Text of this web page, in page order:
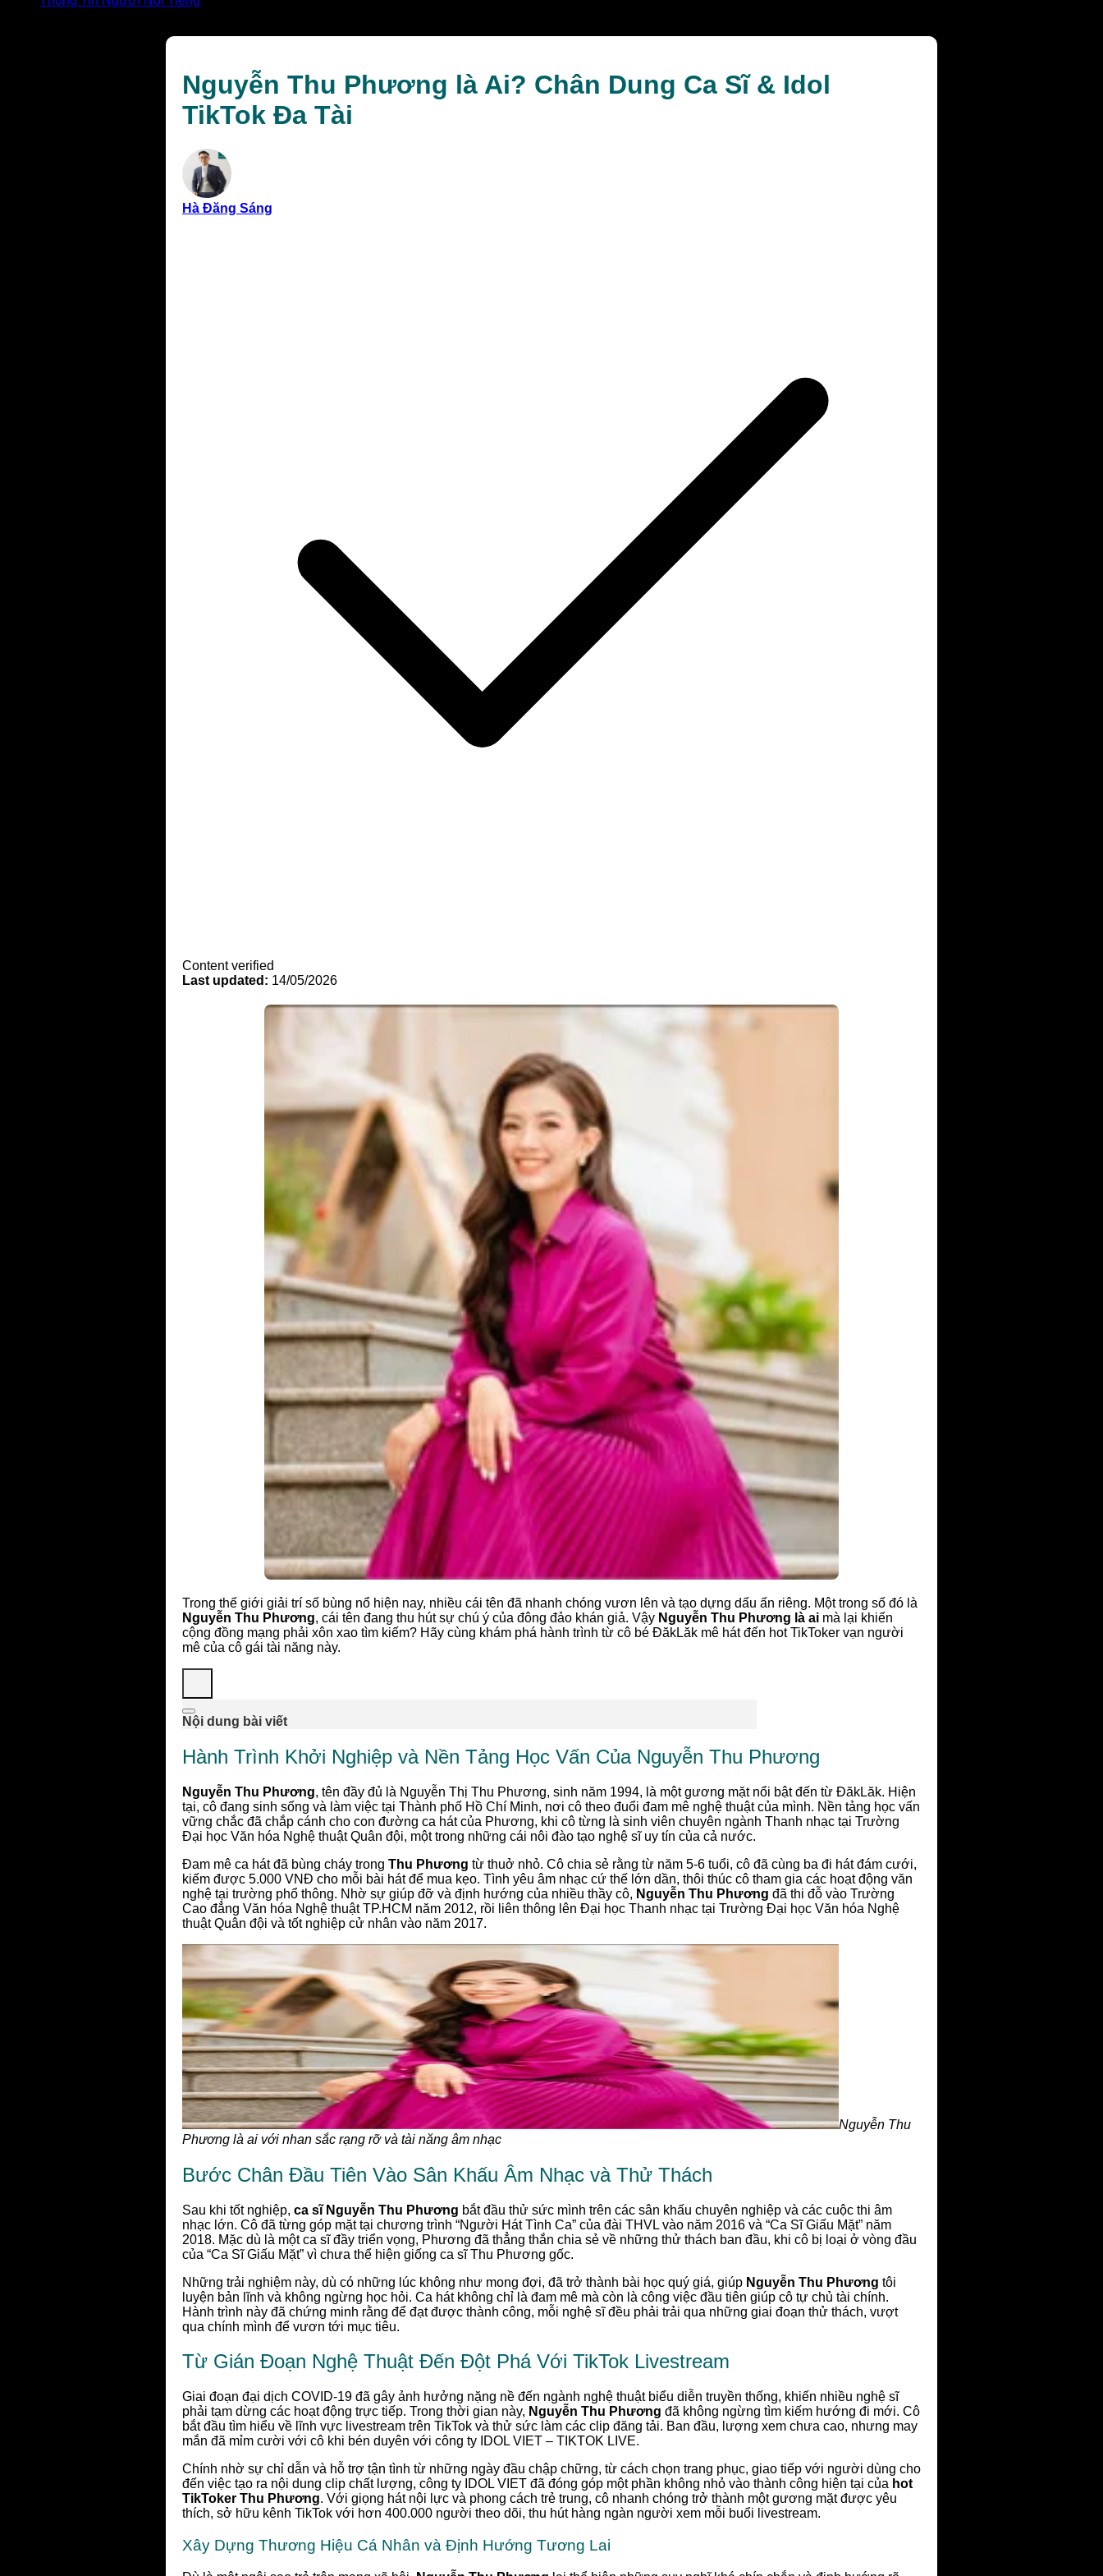
Nguyễn Thu Phương là Ai? Chân Dung Ca Sĩ & Idol
TikTok Đa Tài
Hà Đăng Sáng
Content verified
Last updated: 14/05/2026
Trong thế giới giải trí số bùng nổ hiện nay, nhiều cái tên đã nhanh chóng vươn lên và tạo dựng dấu ấn riêng. Một trong số đó là
Nguyễn Thu Phương, cái tên đang thu hút sự chú ý của đông đảo khán giả. Vậy Nguyễn Thu Phương là ai mà lại khiến
cộng đồng mạng phải xôn xao tìm kiếm? Hãy cùng khám phá hành trình từ cô bé ĐăkLăk mê hát đến hot TikToker vạn người
mê của cô gái tài năng này.
Nội dung bài viết
Hành Trình Khởi Nghiệp và Nền Tảng Học Vấn Của Nguyễn Thu Phương
Nguyễn Thu Phương, tên đầy đủ là Nguyễn Thị Thu Phương, sinh năm 1994, là một gương mặt nổi bật đến từ ĐăkLăk. Hiện
tại, cô đang sinh sống và làm việc tại Thành phố Hồ Chí Minh, nơi cô theo đuổi đam mê nghệ thuật của mình. Nền tảng học vấn
vững chắc đã chắp cánh cho con đường ca hát của Phương, khi cô từng là sinh viên chuyên ngành Thanh nhạc tại Trường
Đại học Văn hóa Nghệ thuật Quân đội, một trong những cái nôi đào tạo nghệ sĩ uy tín của cả nước.
Đam mê ca hát đã bùng cháy trong Thu Phương từ thuở nhỏ. Cô chia sẻ rằng từ năm 5-6 tuổi, cô đã cùng ba đi hát đám cưới,
kiếm được 5.000 VNĐ cho mỗi bài hát để mua kẹo. Tình yêu âm nhạc cứ thế lớn dần, thôi thúc cô tham gia các hoạt động văn
nghệ tại trường phổ thông. Nhờ sự giúp đỡ và định hướng của nhiều thầy cô, Nguyễn Thu Phương đã thi đỗ vào Trường
Cao đẳng Văn hóa Nghệ thuật TP.HCM năm 2012, rồi liên thông lên Đại học Thanh nhạc tại Trường Đại học Văn hóa Nghệ
thuật Quân đội và tốt nghiệp cử nhân vào năm 2017.
Nguyễn Thu
Phương là ai với nhan sắc rạng rỡ và tài năng âm nhạc
Bước Chân Đầu Tiên Vào Sân Khấu Âm Nhạc và Thử Thách
Sau khi tốt nghiệp, ca sĩ Nguyễn Thu Phương bắt đầu thử sức mình trên các sân khấu chuyên nghiệp và các cuộc thi âm
nhạc lớn. Cô đã từng góp mặt tại chương trình “Người Hát Tình Ca” của đài THVL vào năm 2016 và “Ca Sĩ Giấu Mặt” năm
2018. Mặc dù là một ca sĩ đầy triển vọng, Phương đã thẳng thắn chia sẻ về những thử thách ban đầu, khi cô bị loại ở vòng đầu
của “Ca Sĩ Giấu Mặt” vì chưa thể hiện giống ca sĩ Thu Phương gốc.
Những trải nghiệm này, dù có những lúc không như mong đợi, đã trở thành bài học quý giá, giúp Nguyễn Thu Phương tôi
luyện bản lĩnh và không ngừng học hỏi. Ca hát không chỉ là đam mê mà còn là công việc đầu tiên giúp cô tự chủ tài chính.
Hành trình này đã chứng minh rằng để đạt được thành công, mỗi nghệ sĩ đều phải trải qua những giai đoạn thử thách, vượt
qua chính mình để vươn tới mục tiêu.
Từ Gián Đoạn Nghệ Thuật Đến Đột Phá Với TikTok Livestream
Giai đoạn đại dịch COVID-19 đã gây ảnh hưởng nặng nề đến ngành nghệ thuật biểu diễn truyền thống, khiến nhiều nghệ sĩ
phải tạm dừng các hoạt động trực tiếp. Trong thời gian này, Nguyễn Thu Phương đã không ngừng tìm kiếm hướng đi mới. Cô
bắt đầu tìm hiểu về lĩnh vực livestream trên TikTok và thử sức làm các clip đăng tải. Ban đầu, lượng xem chưa cao, nhưng may
mắn đã mỉm cười với cô khi bén duyên với công ty IDOL VIET – TIKTOK LIVE.
Chính nhờ sự chỉ dẫn và hỗ trợ tận tình từ những ngày đầu chập chững, từ cách chọn trang phục, giao tiếp với người dùng cho
đến việc tạo ra nội dung clip chất lượng, công ty IDOL VIET đã đóng góp một phần không nhỏ vào thành công hiện tại của hot
TikToker Thu Phương. Với giọng hát nội lực và phong cách trẻ trung, cô nhanh chóng trở thành một gương mặt được yêu
thích, sở hữu kênh TikTok với hơn 400.000 người theo dõi, thu hút hàng ngàn người xem mỗi buổi livestream.
Xây Dựng Thương Hiệu Cá Nhân và Định Hướng Tương Lai